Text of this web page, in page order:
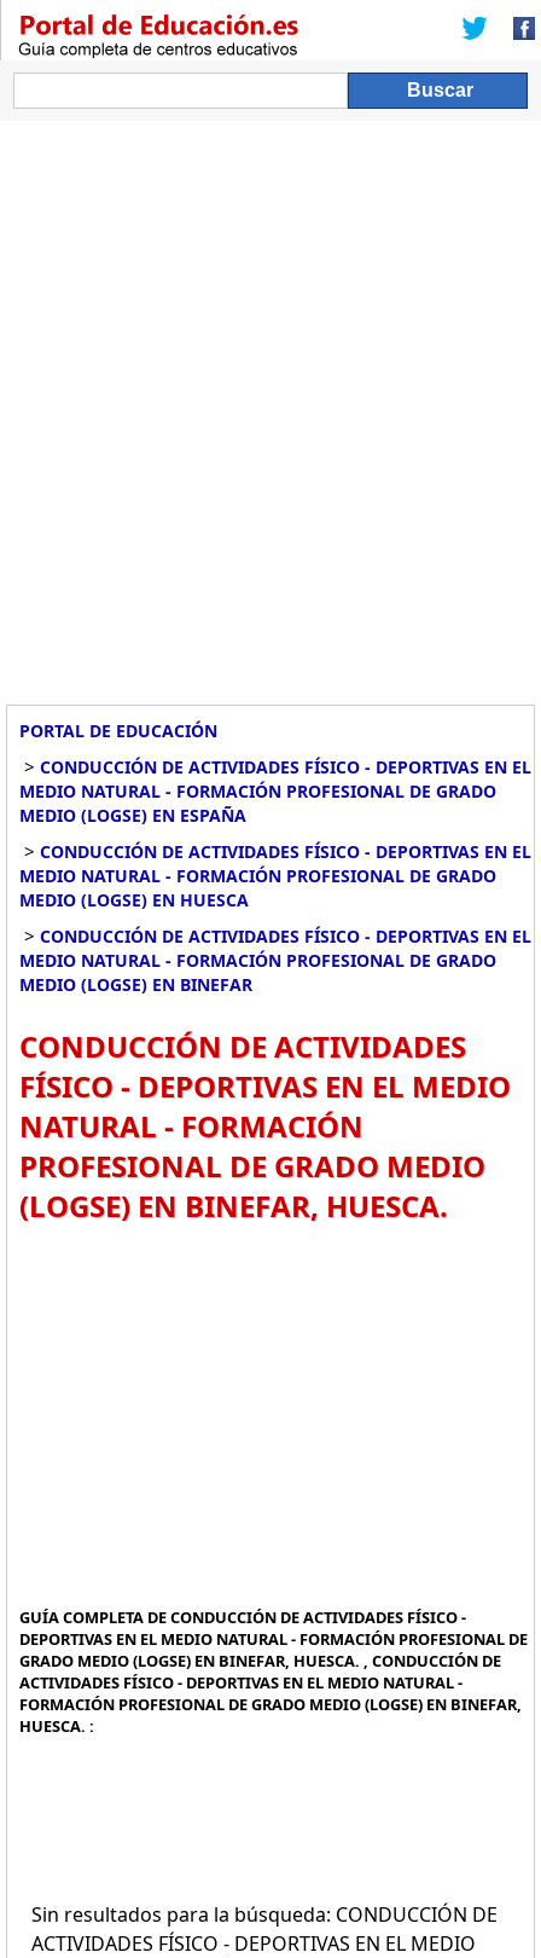
PORTAL DE EDUCACIÓN
> CONDUCCIÓN DE ACTIVIDADES FÍSICO - DEPORTIVAS EN EL
MEDIO NATURAL - FORMACIÓN PROFESIONAL DE GRADO
MEDIO (LOGSE) EN ESPAÑA
> CONDUCCIÓN DE ACTIVIDADES FÍSICO - DEPORTIVAS EN EL
MEDIO NATURAL - FORMACIÓN PROFESIONAL DE GRADO
MEDIO (LOGSE) EN HUESCA
> CONDUCCIÓN DE ACTIVIDADES FÍSICO - DEPORTIVAS EN EL
MEDIO NATURAL - FORMACIÓN PROFESIONAL DE GRADO
MEDIO (LOGSE) EN BINEFAR
CONDUCCIÓN DE ACTIVIDADES
FÍSICO - DEPORTIVAS EN EL MEDIO
NATURAL - FORMACIÓN
PROFESIONAL DE GRADO MEDIO
(LOGSE) EN BINEFAR, HUESCA.
GUÍA COMPLETA DE CONDUCCIÓN DE ACTIVIDADES FÍSICO -
DEPORTIVAS EN EL MEDIO NATURAL - FORMACIÓN PROFESIONAL DE
GRADO MEDIO (LOGSE) EN BINEFAR, HUESCA. , CONDUCCIÓN DE
ACTIVIDADES FÍSICO - DEPORTIVAS EN EL MEDIO NATURAL -
FORMACIÓN PROFESIONAL DE GRADO MEDIO (LOGSE) EN BINEFAR,
HUESCA. :
Sin resultados para la búsqueda: CONDUCCIÓN DE
ACTIVIDADES FÍSICO - DEPORTIVAS EN EL MEDIO